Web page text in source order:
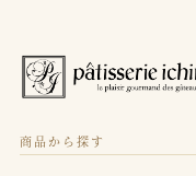
商品から探す